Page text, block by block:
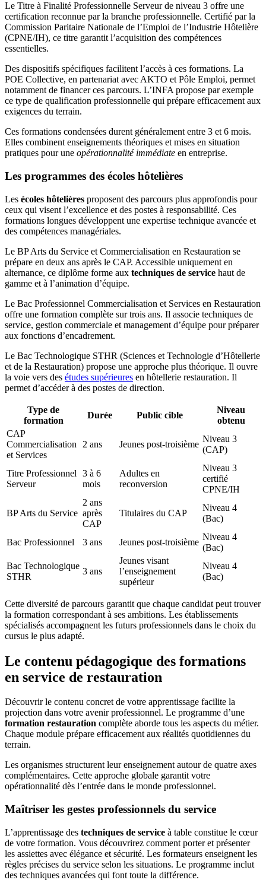
Le Titre à Finalité Professionnelle Serveur de niveau 3 offre une
certification reconnue par la branche professionnelle. Certifié par la
Commission Paritaire Nationale de l’Emploi de l’Industrie Hôtelière
(CPNE/IH), ce titre garantit l’acquisition des compétences
essentielles.
Des dispositifs spécifiques facilitent l’accès à ces formations. La
POE Collective, en partenariat avec AKTO et Pôle Emploi, permet
notamment de financer ces parcours. L’INFA propose par exemple
ce type de qualification professionnelle qui prépare efficacement aux
exigences du terrain.
Ces formations condensées durent généralement entre 3 et 6 mois.
Elles combinent enseignements théoriques et mises en situation
pratiques pour une opérationnalité immédiate en entreprise.
Les programmes des écoles hôtelières
Les écoles hôtelières proposent des parcours plus approfondis pour
ceux qui visent l’excellence et des postes à responsabilité. Ces
formations longues développent une expertise technique avancée et
des compétences managériales.
Le BP Arts du Service et Commercialisation en Restauration se
prépare en deux ans après le CAP. Accessible uniquement en
alternance, ce diplôme forme aux techniques de service haut de
gamme et à l’animation d’équipe.
Le Bac Professionnel Commercialisation et Services en Restauration
offre une formation complète sur trois ans. Il associe techniques de
service, gestion commerciale et management d’équipe pour préparer
aux fonctions d’encadrement.
Le Bac Technologique STHR (Sciences et Technologie d’Hôtellerie
et de la Restauration) propose une approche plus théorique. Il ouvre
la voie vers des études supérieures en hôtellerie restauration. Il
permet d’accéder à des postes de direction.
Type de
formation
Durée Public cible
Niveau
obtenu
CAP
Commercialisation
et Services
2 ans Jeunes post-troisième
Niveau 3
(CAP)
Titre Professionnel
Serveur
3 à 6
mois
Adultes en
reconversion
Niveau 3
certifié
CPNE/IH
BP Arts du Service
2 ans
après
CAP
Titulaires du CAP
Niveau 4
(Bac)
Bac Professionnel 3 ans Jeunes post-troisième
Niveau 4
(Bac)
Bac Technologique
STHR
3 ans
Jeunes visant
l’enseignement
supérieur
Niveau 4
(Bac)
Cette diversité de parcours garantit que chaque candidat peut trouver
la formation correspondant à ses ambitions. Les établissements
spécialisés accompagnent les futurs professionnels dans le choix du
cursus le plus adapté.
Le contenu pédagogique des formations
en service de restauration
Découvrir le contenu concret de votre apprentissage facilite la
projection dans votre avenir professionnel. Le programme d’une
formation restauration complète aborde tous les aspects du métier.
Chaque module prépare efficacement aux réalités quotidiennes du
terrain.
Les organismes structurent leur enseignement autour de quatre axes
complémentaires. Cette approche globale garantit votre
opérationnalité dès l’entrée dans le monde professionnel.
Maîtriser les gestes professionnels du service
L’apprentissage des techniques de service à table constitue le cœur
de votre formation. Vous découvrirez comment porter et présenter
les assiettes avec élégance et sécurité. Les formateurs enseignent les
règles précises du service selon les situations. Le programme inclut
des techniques avancées qui font toute la différence.